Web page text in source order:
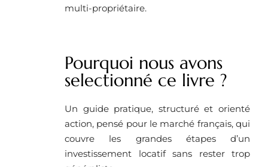
multi-propriétaire.
Pourquoi nous avons
selectionné ce livre ?
Un guide pratique, structuré et orienté
action, pensé pour le marché français, qui
couvre les grandes étapes d’un
investissement locatif sans rester trop